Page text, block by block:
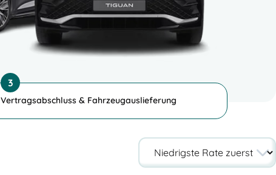
3
Vertragsabschluss & Fahrzeugauslieferung